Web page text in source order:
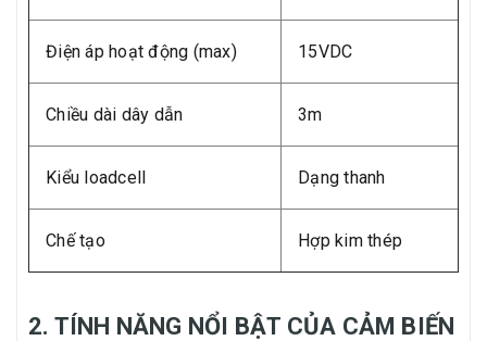
Điện áp hoạt động (max) 15VDC
Chiều dài dây dẫn 3m
Kiểu loadcell Dạng thanh
Chế tạo Hợp kim thép
2. TÍNH NĂNG NỔI BẬT CỦA CẢM BIẾN